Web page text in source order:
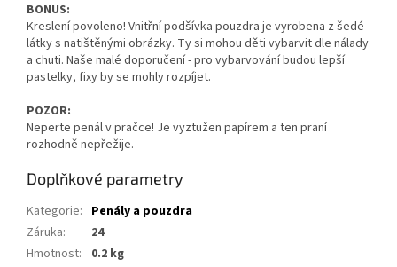
BONUS:
Kreslení povoleno! Vnitřní podšívka pouzdra je vyrobena z šedé
látky s natištěnými obrázky. Ty si mohou děti vybarvit dle nálady
a chuti. Naše malé doporučení - pro vybarvování budou lepší
pastelky, fixy by se mohly rozpíjet.
POZOR:
Neperte penál v pračce! Je vyztužen papírem a ten praní
rozhodně nepřežije.
Doplňkové parametry
Kategorie: Penály a pouzdra
Záruka:
24
Hmotnost:
0.2 kg